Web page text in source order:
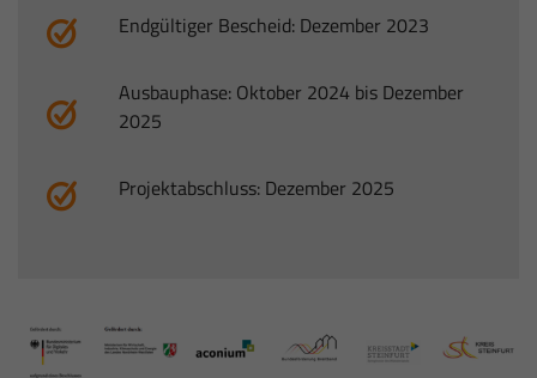
Endgültiger Bescheid: Dezember 2023
Ausbauphase: Oktober 2024 bis Dezember
2025
Projektabschluss: Dezember 2025